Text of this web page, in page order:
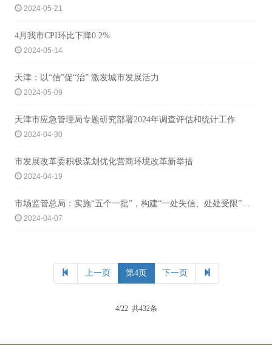
2024-05-21
4月我市CPI环比下降0.2%
2024-05-14
天津：以“信”促“治” 激发城市发展活力
2024-05-09
天津市应急管理局专题研究部署2024年调查评估和统计工作
2024-04-30
市发展改革委积极谋划优化营商环境改革新举措
2024-04-19
2024-04-07
上一页 第4页 下一页
4/22 共432条